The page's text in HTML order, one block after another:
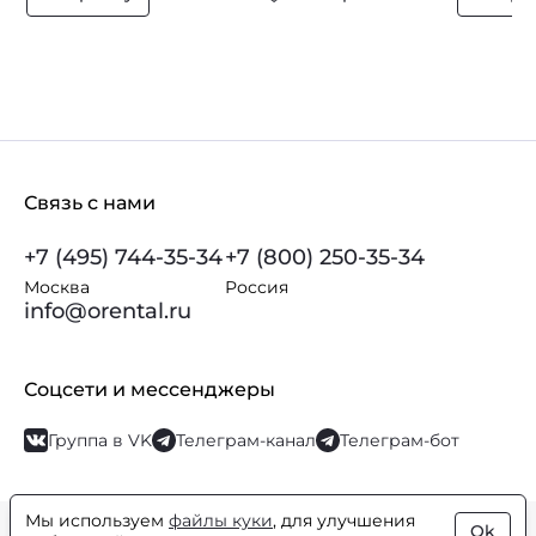
Связь с нами
+7 (495) 744-35-34
Москва
+7 (800) 250-35-34
Россия
info@orental.ru
Соцсети и мессенджеры
Группа в VK Телеграм-канал Телеграм-бот
© Orental.ru 2007–2026Интернет-магазин парфюмерии и
Мы используем файлы куки, для улучшения
Ok